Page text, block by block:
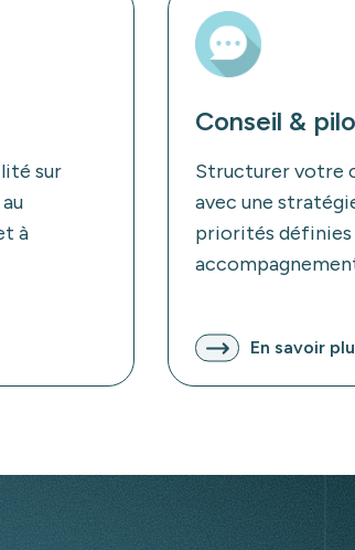
sur
à
Conseil &
Structurer votre
avec une
priorités définies
En savoir